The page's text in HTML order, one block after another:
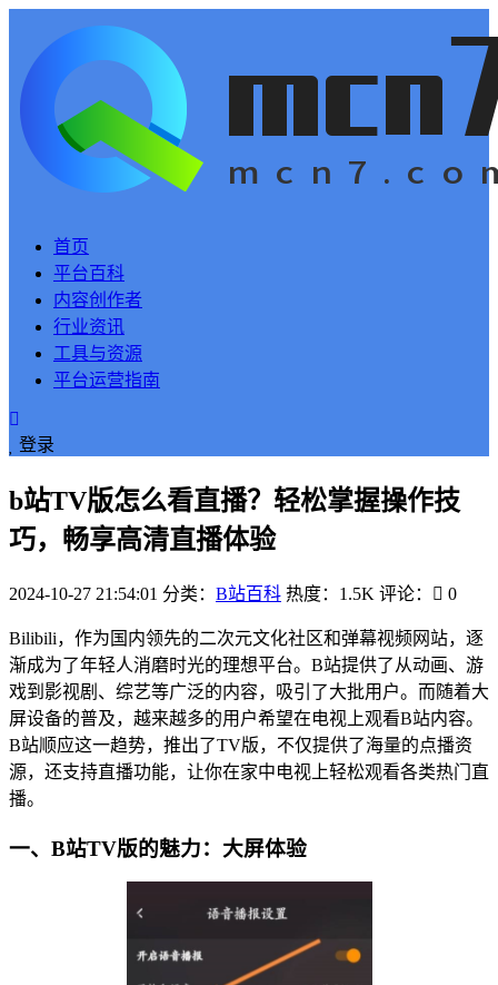
首页
平台百科
内容创作者
行业资讯
工具与资源
平台运营指南
登录
b站TV版怎么看直播？轻松掌握操作技
巧，畅享高清直播体验
2024-10-27 21:54:01 分类： B站百科 热度：1.5K 评论： 0
Bilibili，作为国内领先的二次元文化社区和弹幕视频网站，逐
渐成为了年轻人消磨时光的理想平台。B站提供了从动画、游
戏到影视剧、综艺等广泛的内容，吸引了大批用户。而随着大
屏设备的普及，越来越多的用户希望在电视上观看B站内容。
B站顺应这一趋势，推出了TV版，不仅提供了海量的点播资
源，还支持直播功能，让你在家中电视上轻松观看各类热门直
播。
一、B站TV版的魅力：大屏体验